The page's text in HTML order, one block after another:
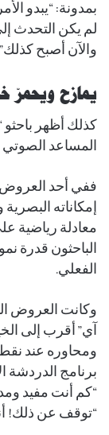
بمدونة: “يبدو
لم يكن التحدث
والآن أصبح
يمازح ويحمرّ
كذلك أظهر باحثو
المساعد الصوتي
ففي أحد العروض
إمكاناته
معادلة رياضية
الفعلي.
وكانت العروض
آي” أقرب إلى
ومحاوره عند
برنامج الدردشة
“كم أنت مفيد
“توقف عن ذلك!